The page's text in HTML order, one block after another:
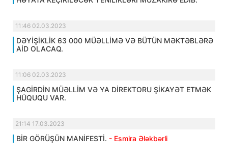
11:46 02.03.2023
DƏYİŞİKLİK 63 000 MÜƏLLİMƏ VƏ BÜTÜN MƏKTƏBLƏRƏ
AİD OLACAQ.
11:06 02.03.2023
ŞAGİRDİN MÜƏLLİM VƏ YA DİREKTORU ŞİKAYƏT ETMƏK
HÜQUQU VAR.
21:14 17.03.2023
BİR GÖRÜŞÜN MANİFESTİ. - Esmira Ələkbərli